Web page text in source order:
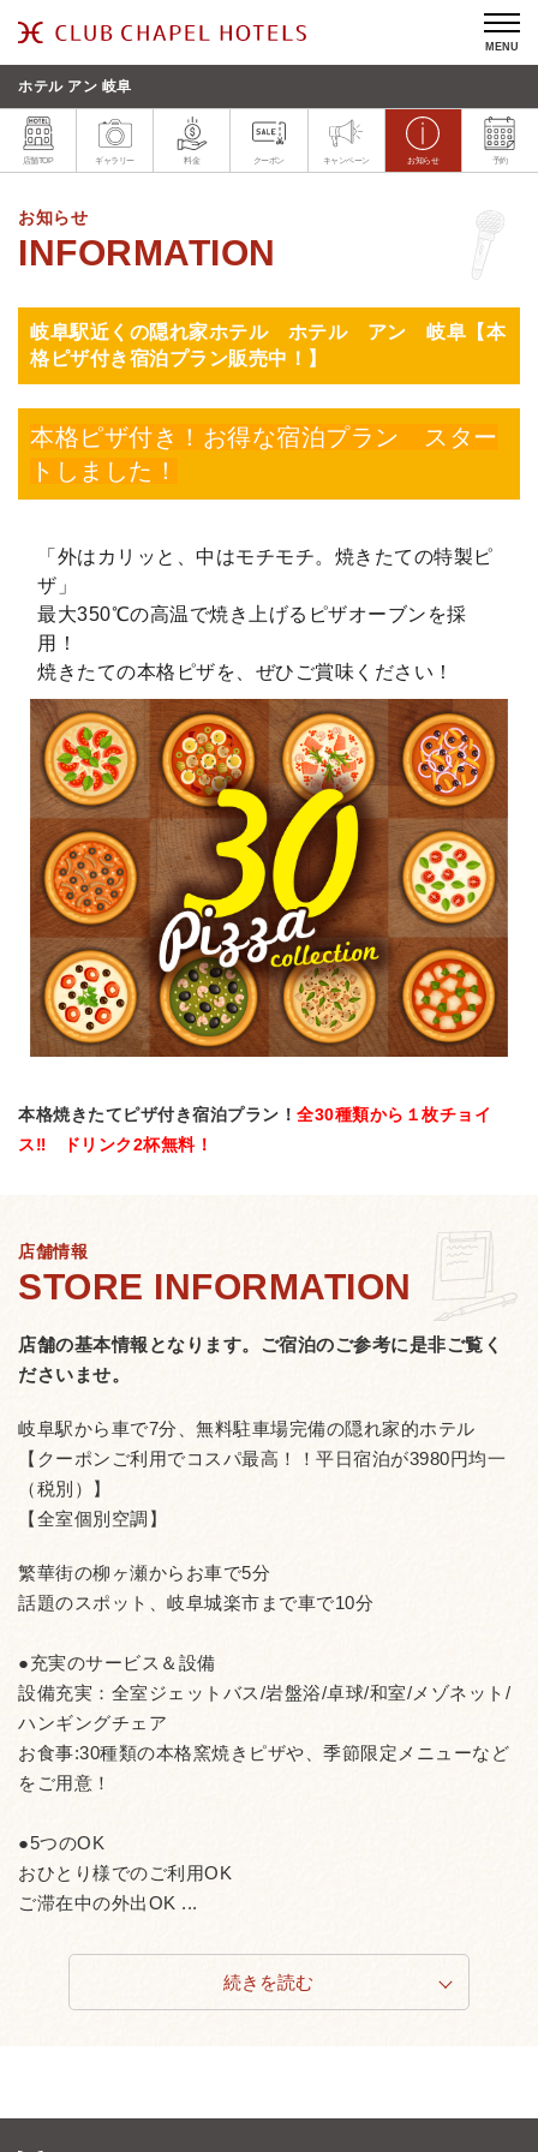
MENU
ホテル アン 岐阜
店舗TOP ギャラリー 料金 クーポン キャンペーン お知らせ 予約
お知らせ
岐阜駅近くの隠れ家ホテル ホテル アン 岐阜【本
格ピザ付き宿泊プラン販売中！】
本格ピザ付き！お得な宿泊プラン スター
トしました！
「外はカリッと、中はモチモチ。焼きたての特製ピ
ザ」
最大350℃の高温で焼き上げるピザオーブンを採
用！
焼きたての本格ピザを、ぜひご賞味ください！
本格焼きたてピザ付き宿泊プラン！ 全30種類から１枚チョイ
ス‼ ドリンク2杯無料！
店舗情報
店舗の基本情報となります。 ご宿泊のご参考に是非ご覧く
ださいませ。
岐阜駅から車で7分、無料駐車場完備の隠れ家的ホテル
【クーポンご利用でコスパ最高！！平日宿泊が3980円均一
（税別）】
【全室個別空調】
繁華街の柳ヶ瀬からお車で5分
話題のスポット、岐阜城楽市まで車で10分
●充実のサービス＆設備
設備充実：全室ジェットバス/岩盤浴/卓球/和室/メゾネット/
ハンギングチェア
お食事:30種類の本格窯焼きピザや、季節限定メニューなど
をご用意！
●5つのOK
おひとり様でのご利用OK
ご滞在中の外出OK ...
続きを読む